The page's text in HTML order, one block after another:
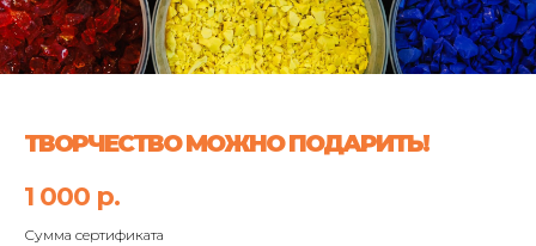
ТВОРЧЕСТВО МОЖНО ПОДАРИТЬ!
1 000 р.
Сумма сертификата